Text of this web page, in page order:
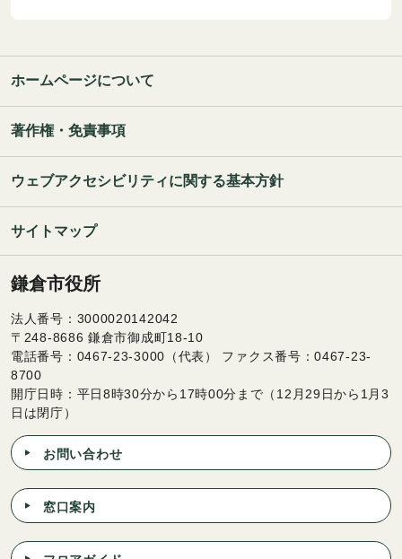
ホームページについて
著作権・免責事項
ウェブアクセシビリティに関する基本方針
サイトマップ
鎌倉市役所
法人番号：3000020142042
〒248-8686 鎌倉市御成町18-10
電話番号：0467-23-3000（代表） ファクス番号：0467-23-
8700
開庁日時：平日8時30分から17時00分まで（12月29日から1月3
日は閉庁）
お問い合わせ
窓口案内